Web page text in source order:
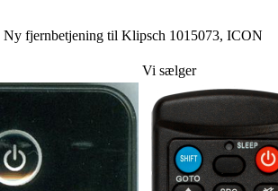
Ny fjernbetjening til Klipsch 1015073, ICON
Vi sælger